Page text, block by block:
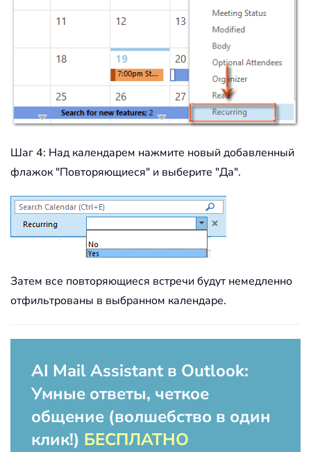
Шаг 4: Над календарем нажмите новый добавленный
флажок "Повторяющиеся" и выберите "Да".
Затем все повторяющиеся встречи будут немедленно
отфильтрованы в выбранном календаре.
AI Mail Assistant в Outlook:
Умные ответы, четкое
общение (волшебство в один
клик!) БЕСПЛАТНО